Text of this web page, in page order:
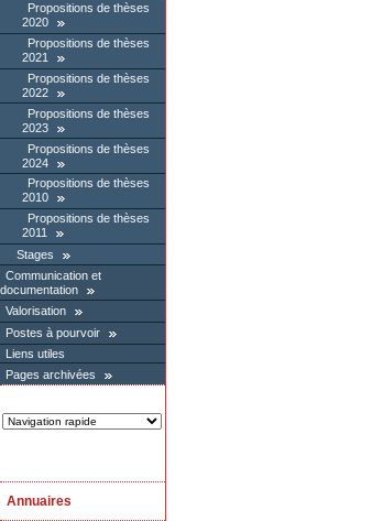
Propositions de thèses
2020
Propositions de thèses
2021
Propositions de thèses
2022
Propositions de thèses
2023
Propositions de thèses
2024
Propositions de thèses
2010
Propositions de thèses
2011
Stages
Communication et
documentation
Valorisation
Postes à pourvoir
Liens utiles
Pages archivées
Annuaires